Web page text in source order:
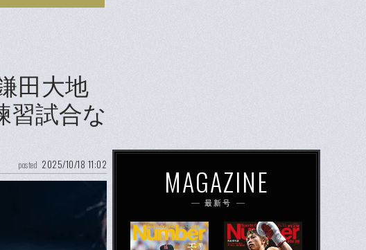
田大地
習試合な
posted 2025/10/18 11:02 MAGAZINE
最新号